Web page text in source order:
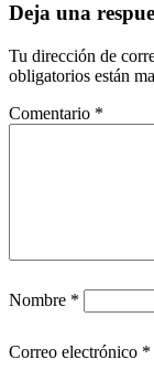
Deja una
Tu dirección de
obligatorios están
Comentario *
Nombre *
Correo electrónico *